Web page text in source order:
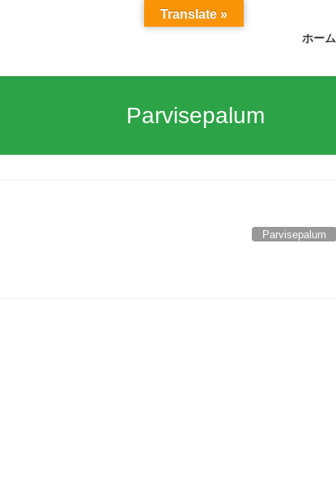
ホーム
Parvisepalum
Parvisepalum
Translate »